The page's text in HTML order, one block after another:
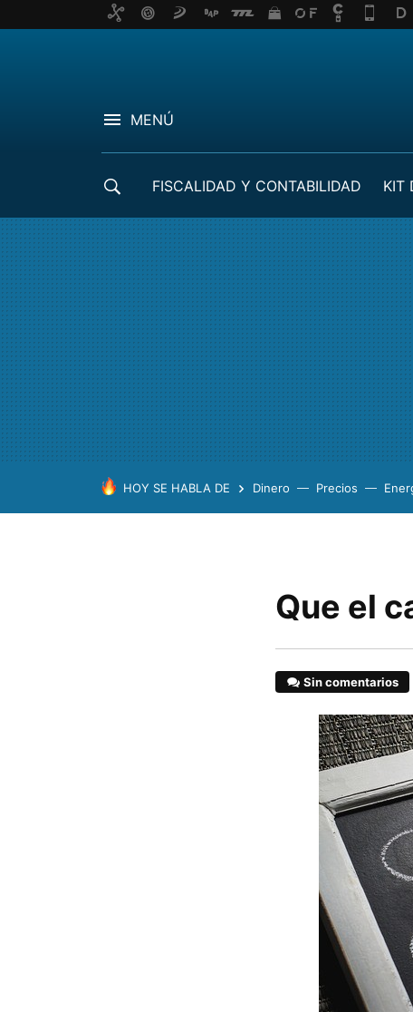
MENÚ
FISCALIDAD Y CONTABILIDAD KIT
HOY SE HABLA DE Dinero Precios
Que el
Sin comentarios